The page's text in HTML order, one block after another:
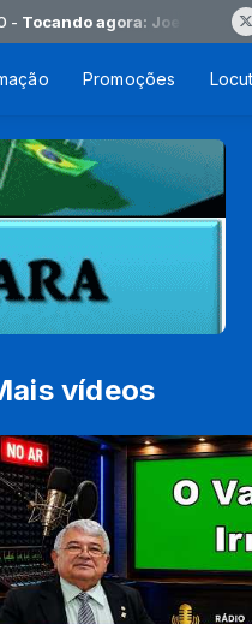
agora: Joe Vasc e Ron
Promoções
vídeos